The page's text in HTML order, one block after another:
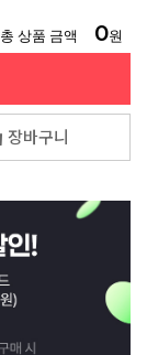
총 상품 금액 0원
장바구니